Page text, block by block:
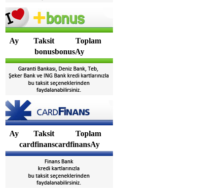
Ay Taksit
Toplam
bonusbonusAy
Ay Taksit
Toplam
cardfinanscardfinansAy